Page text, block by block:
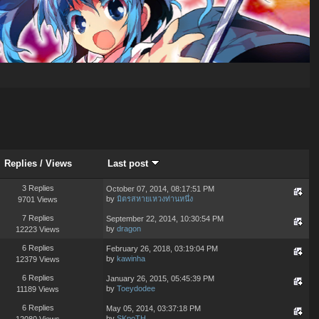
Replies/ Views Last post
3 Replies
9701 Views
October 07, 2014, 08:17:51 PM
byมิตรสหายเหวงท่านหนึ่ง
7 Replies
12223 Views
September 22, 2014, 10:30:54 PM
bydragon
6 Replies
12379 Views
February 26, 2018, 03:19:04 PM
bykawinha
6 Replies
11189 Views
January 26, 2015, 05:45:39 PM
byToeydodee
6 Replies
May 05, 2014, 03:37:18 PM